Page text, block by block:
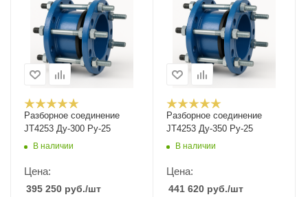
Разборное соединение
JT4253 Ду-300 Ру-25
В наличии
Цена:
395 250 руб./шт
Разборное соединение
JT4253 Ду-350 Ру-25
В наличии
Цена:
441 620 руб./шт